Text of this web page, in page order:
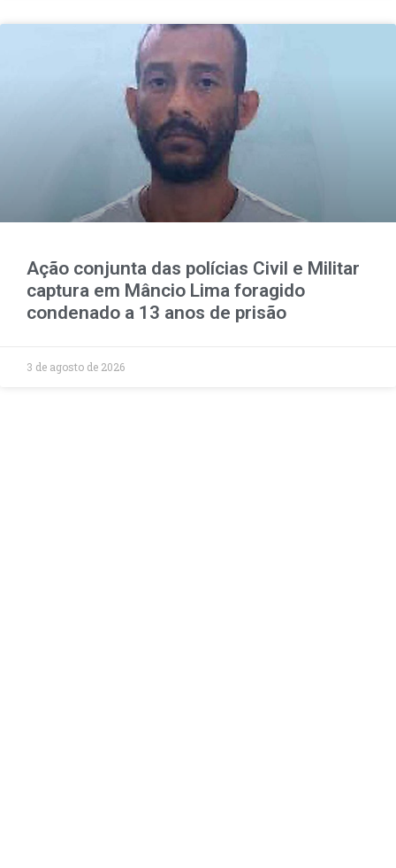
Ação conjunta das polícias Civil e Militar
captura em Mâncio Lima foragido
condenado a 13 anos de prisão
3 de agosto de 2026